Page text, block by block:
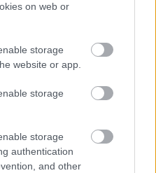
on web or
storage
website or app.
storage
storage
authentication
and other